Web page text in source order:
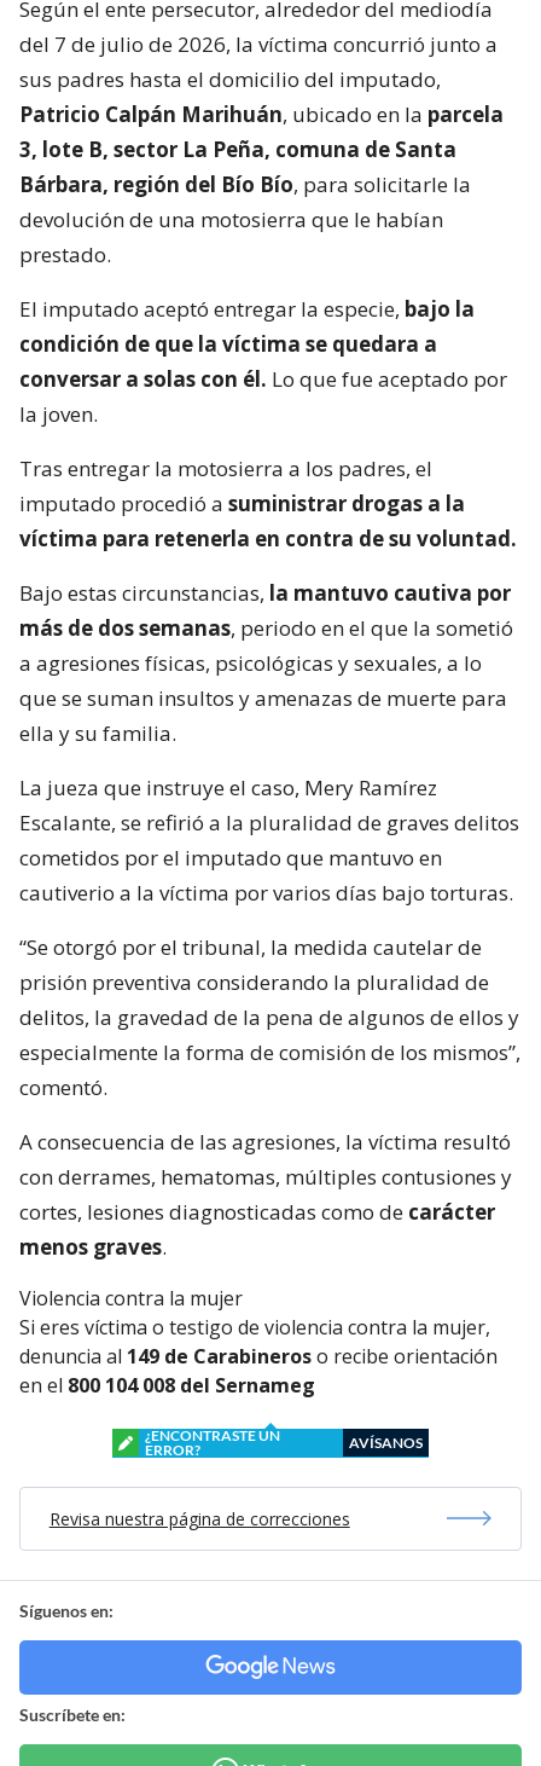
Según el ente persecutor, alrededor del mediodía
del 7 de julio de 2026, la víctima concurrió junto a
sus padres hasta el domicilio del imputado,
Patricio Calpán Marihuán, ubicado en la parcela
3, lote B, sector La Peña, comuna de Santa
Bárbara, región del Bío Bío, para solicitarle la
devolución de una motosierra que le habían
prestado.
El imputado aceptó entregar la especie, bajo la
condición de que la víctima se quedara a
conversar a solas con él. Lo que fue aceptado por
la joven.
Tras entregar la motosierra a los padres, el
imputado procedió a suministrar drogas a la
víctima para retenerla en contra de su voluntad.
Bajo estas circunstancias, la mantuvo cautiva por
más de dos semanas, periodo en el que la sometió
a agresiones físicas, psicológicas y sexuales, a lo
que se suman insultos y amenazas de muerte para
ella y su familia.
La jueza que instruye el caso, Mery Ramírez
Escalante, se refirió a la pluralidad de graves delitos
cometidos por el imputado que mantuvo en
cautiverio a la víctima por varios días bajo torturas.
“Se otorgó por el tribunal, la medida cautelar de
prisión preventiva considerando la pluralidad de
delitos, la gravedad de la pena de algunos de ellos y
especialmente la forma de comisión de los mismos”,
comentó.
A consecuencia de las agresiones, la víctima resultó
con derrames, hematomas, múltiples contusiones y
cortes, lesiones diagnosticadas como de carácter
menos graves.
Violencia contra la mujer
Si eres víctima o testigo de violencia contra la mujer,
denuncia al 149 de Carabineroso recibe orientación
en el 800 104 008 del Sernameg
¿ENCONTRASTE UN
ERROR?
AVÍSANOS
Revisa nuestra página de correcciones
Síguenos en:
Suscríbete en: